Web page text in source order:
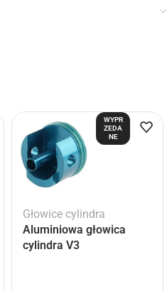
WYPR
ZEDA
NE
Głowice cylindra
Aluminiowa głowica
cylindra V3